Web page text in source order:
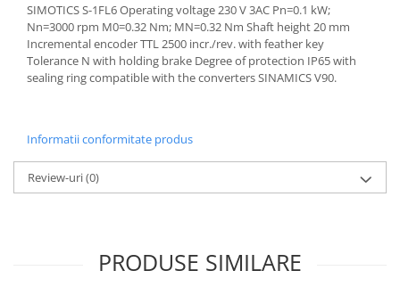
SIMOTICS S-1FL6 Operating voltage 230 V 3AC Pn=0.1 kW;
Nn=3000 rpm M0=0.32 Nm; MN=0.32 Nm Shaft height 20 mm
Incremental encoder TTL 2500 incr./rev. with feather key
Tolerance N with holding brake Degree of protection IP65 with
sealing ring compatible with the converters SINAMICS V90.
Informatii conformitate produs
Review-uri(0)
PRODUSE SIMILARE